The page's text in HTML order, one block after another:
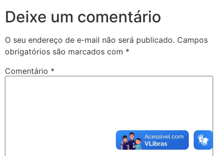
Deixe um comentário
O seu endereço de e-mail não será publicado. Campos
obrigatórios são marcados com *
Comentário *